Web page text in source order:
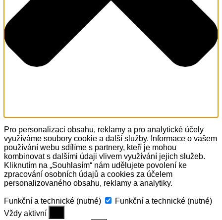
Pro personalizaci obsahu, reklamy a pro analytické účely
využíváme soubory cookie a další služby. Informace o vašem
používání webu sdílíme s partnery, kteří je mohou
kombinovat s dalšími údaji vlivem využívání jejich služeb.
Kliknutím na „Souhlasím“ nám udělujete povolení ke
zpracování osobních údajů a cookies za účelem
personalizovaného obsahu, reklamy a analytiky.
Funkční a technické (nutné)
Funkční a technické (nutné)
Vždy aktivní